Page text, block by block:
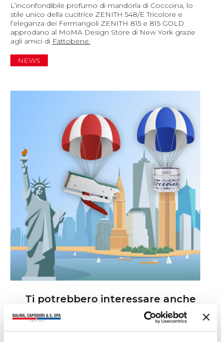
L’inconfondibile profumo di mandorla di Coccoina, lo
stile unico della cucitrice ZENITH 548/E Tricolore e
l’eleganza dei Fermangoli ZENITH 815 e 815 GOLD
approdano al MoMA Design Store di New York grazie
agli amici di Fattobene.
NEWS
Ti potrebbero interessare anche